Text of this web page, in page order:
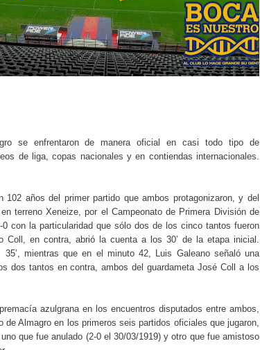
se enfrentaron de manera oficial en casi todo tipo de
de liga, copas nacionales y en contiendas internacionales.
años del primer partido que ambos protagonizaron, y del
terreno Xeneize, por el Campeonato de Primera División de
con la particularidad que sólo dos de los cinco tantos fueron
Coll, en contra, abrió la cuenta a los 30’ de la etapa inicial.
mientras que en el minuto 42, Luis Galeano señaló una
dos tantos en contra, ambos del guardameta José Coll a los
azulgrana en los encuentros disputados entre ambos,
Almagro en los primeros seis partidos oficiales que jugaron,
que fue anulado (2-0 el 30/03/1919) y otro que fue amistoso